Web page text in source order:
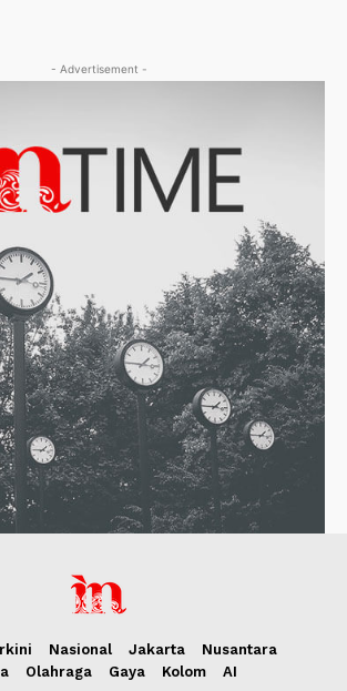
- Advertisement -
Nasional Jakarta
Nusantara
Olahraga Gaya Kolom AI